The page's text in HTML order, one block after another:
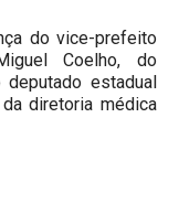
do vice-prefeito
Coelho, do
estadual
diretoria médica